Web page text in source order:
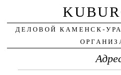
ДЕЛОВОЙ КАМЕНСК-